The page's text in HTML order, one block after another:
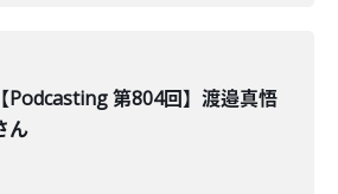
【Podcasting 第804回】渡邉真悟
ん